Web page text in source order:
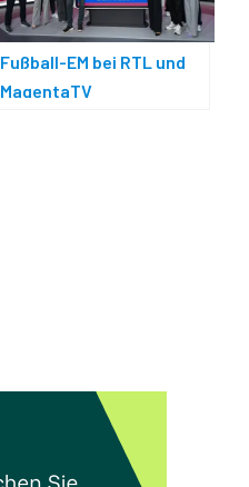
Fußball-EM bei RTL und
MagentaTV